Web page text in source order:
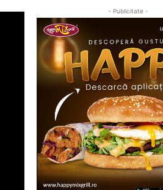
- Publicitate -